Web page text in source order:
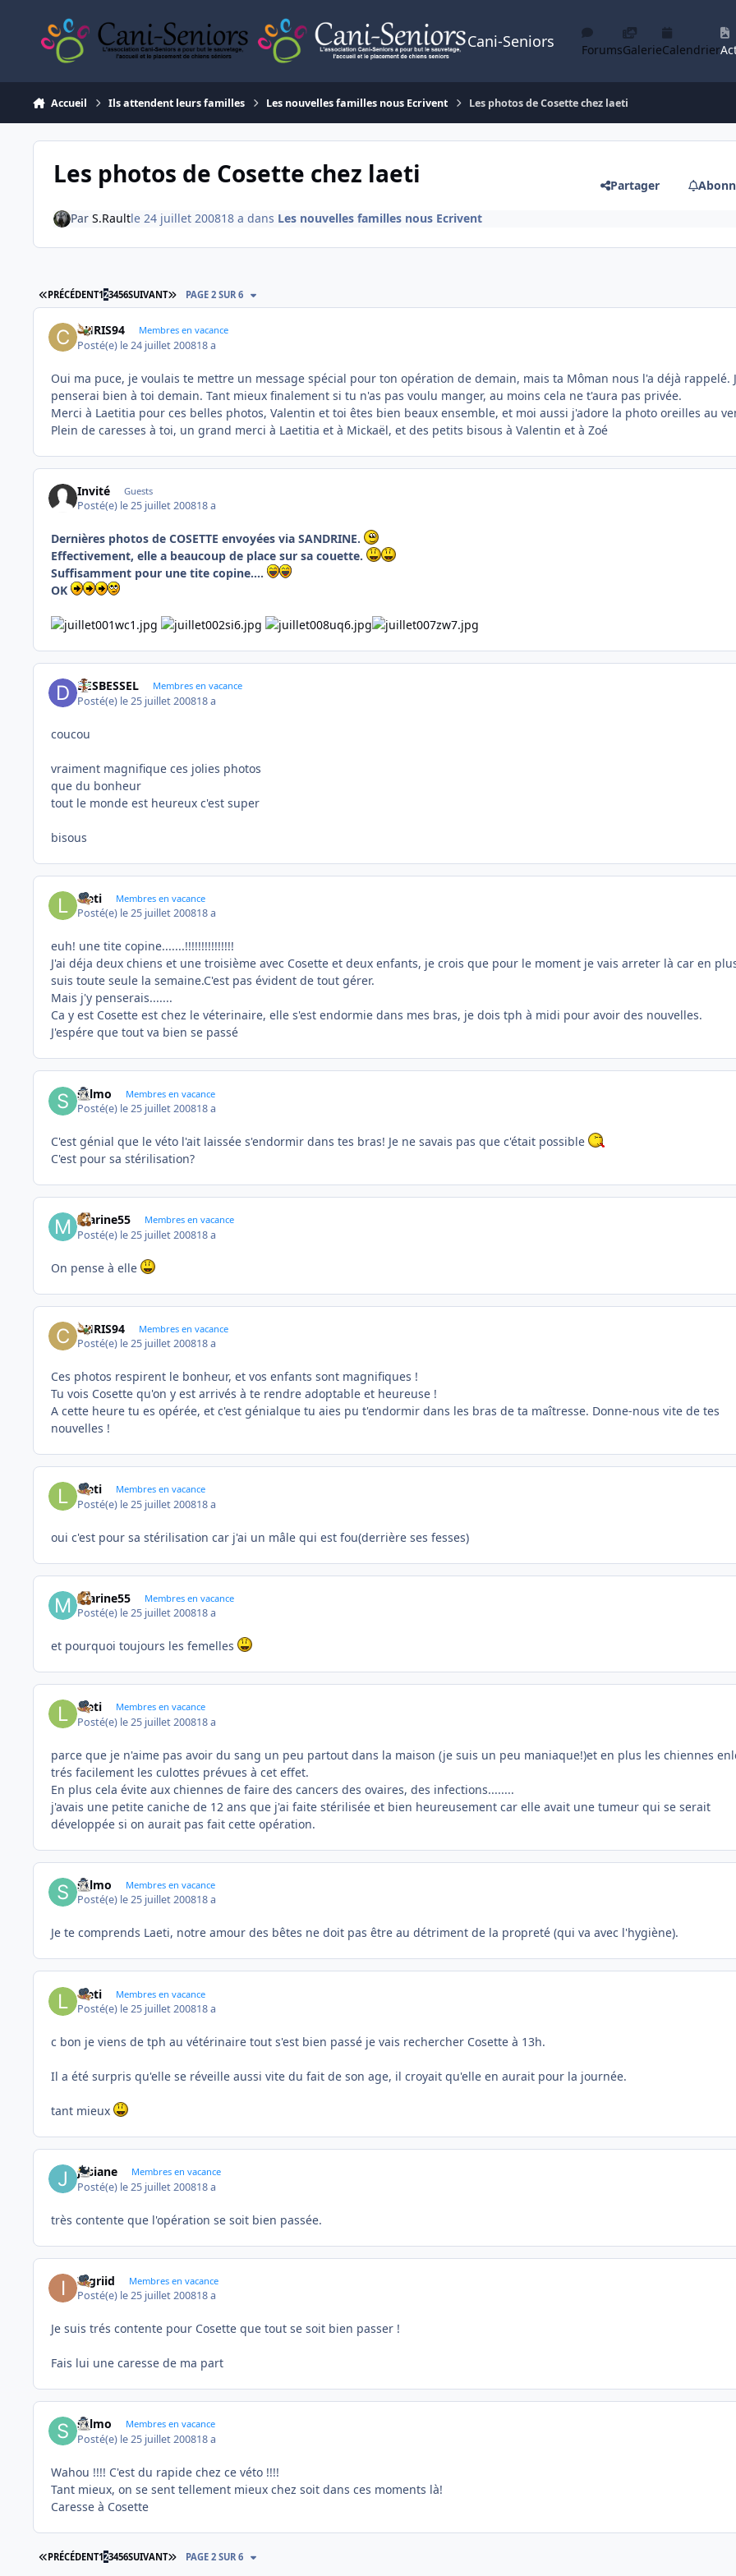
Cani-Seniors ForumsGalerieCalendrier
Accueil Ils attendent leurs familles Les nouvelles familles nous Ecrivent Les photos de Cosette chez laeti
Les photos de Cosette chez laeti Partager
Par S.Raultle 24 juillet 200818 a dans Les nouvelles familles nous Ecrivent
PREMIÈRE PAGE
PRÉCÉDENT123456SUIVANT DERNIÈRE PAGE
PAGE 2 SUR 6
CHRIS94 Membres en vacance
Posté(e) le 24 juillet 200818 a
Oui ma puce, je voulais te mettre un message spécial pour ton opération de demain, mais ta Môman nous l'a déjà rappelé.
penserai bien à toi demain. Tant mieux finalement si tu n'as pas voulu manger, au moins cela ne t'aura pas privée.
Merci à Laetitia pour ces belles photos, Valentin et toi êtes bien beaux ensemble, et moi aussi j'adore la photo oreilles au
Plein de caresses à toi, un grand merci à Laetitia et à Mickaël, et des petits bisous à Valentin et à Zoé
Invité Guests
Posté(e) le 25 juillet 200818 a
Dernières photos de COSETTE envoyées via SANDRINE.
Effectivement, elle a beaucoup de place sur sa couette.
Suffisamment pour une tite copine....
OK
DESBESSEL Membres en vacance
Posté(e) le 25 juillet 200818 a
coucou
vraiment magnifique ces jolies photos
que du bonheur
tout le monde est heureux c'est super
bisous
laeti Membres en vacance
Posté(e) le 25 juillet 200818 a
euh! une tite copine.......!!!!!!!!!!!!!!!
J'ai déja deux chiens et une troisième avec Cosette et deux enfants, je crois que pour le moment je vais arreter là car en
suis toute seule la semaine.C'est pas évident de tout gérer.
Mais j'y penserais.......
Ca y est Cosette est chez le véterinaire, elle s'est endormie dans mes bras, je dois tph à midi pour avoir des nouvelles.
J'espére que tout va bien se passé
sylmo Membres en vacance
Posté(e) le 25 juillet 200818 a
C'est génial que le véto l'ait laissée s'endormir dans tes bras! Je ne savais pas que c'était possible
C'est pour sa stérilisation?
marine55 Membres en vacance
Posté(e) le 25 juillet 200818 a
On pense à elle
CHRIS94 Membres en vacance
Posté(e) le 25 juillet 200818 a
Ces photos respirent le bonheur, et vos enfants sont magnifiques !
Tu vois Cosette qu'on y est arrivés à te rendre adoptable et heureuse !
A cette heure tu es opérée, et c'est génialque tu aies pu t'endormir dans les bras de ta maîtresse. Donne-nous vite de tes
nouvelles !
laeti Membres en vacance
Posté(e) le 25 juillet 200818 a
oui c'est pour sa stérilisation car j'ai un mâle qui est fou(derrière ses fesses)
marine55 Membres en vacance
Posté(e) le 25 juillet 200818 a
et pourquoi toujours les femelles
laeti Membres en vacance
Posté(e) le 25 juillet 200818 a
parce que je n'aime pas avoir du sang un peu partout dans la maison (je suis un peu maniaque!)et en plus les chiennes
trés facilement les culottes prévues à cet effet.
En plus cela évite aux chiennes de faire des cancers des ovaires, des infections........
j'avais une petite caniche de 12 ans que j'ai faite stérilisée et bien heureusement car elle avait une tumeur qui se serait
développée si on aurait pas fait cette opération.
sylmo Membres en vacance
Posté(e) le 25 juillet 200818 a
Je te comprends Laeti, notre amour des bêtes ne doit pas être au détriment de la propreté (qui va avec l'hygiène).
laeti Membres en vacance
Posté(e) le 25 juillet 200818 a
c bon je viens de tph au vétérinaire tout s'est bien passé je vais rechercher Cosette à 13h.
Il a été surpris qu'elle se réveille aussi vite du fait de son age, il croyait qu'elle en aurait pour la journée.
tant mieux
josiane Membres en vacance
Posté(e) le 25 juillet 200818 a
très contente que l'opération se soit bien passée.
Ingriid Membres en vacance
Posté(e) le 25 juillet 200818 a
Je suis trés contente pour Cosette que tout se soit bien passer !
Fais lui une caresse de ma part
sylmo Membres en vacance
Posté(e) le 25 juillet 200818 a
Wahou !!!! C'est du rapide chez ce véto !!!!
Tant mieux, on se sent tellement mieux chez soit dans ces moments là!
Caresse à Cosette
PREMIÈRE PAGE
PRÉCÉDENT123456SUIVANT DERNIÈRE PAGE
PAGE 2 SUR 6